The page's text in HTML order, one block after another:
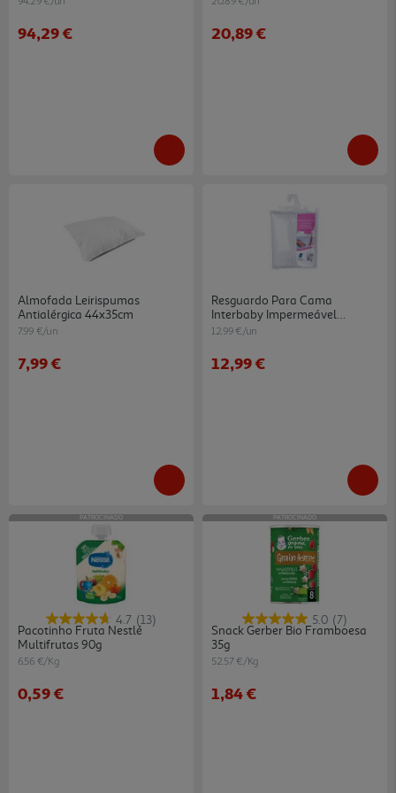
94,29 € 20,89 €
Almofada Leirispumas
Antialérgica 44x35cm
7.99 €/un
7,99 €
Resguardo Para Cama
Interbaby Impermeável
60x120cm
12.99 €/un
12,99 €
PATROCINADO
4.7 (13)
Pacotinho Fruta Nestlé
Multifrutas 90g
6.56 €/Kg
0,59 €
PATROCINADO
5.0 (7)
Snack Gerber Bio Framboesa
35g
52.57 €/Kg
1,84 €